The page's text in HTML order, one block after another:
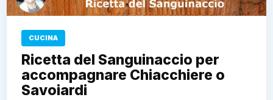
CUCINA
Ricetta del Sanguinaccio per
accompagnare Chiacchiere o
Savoiardi